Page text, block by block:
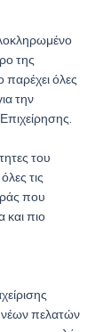
της
παρέχει όλες
την
του
τις
που
και πιο
πελατών